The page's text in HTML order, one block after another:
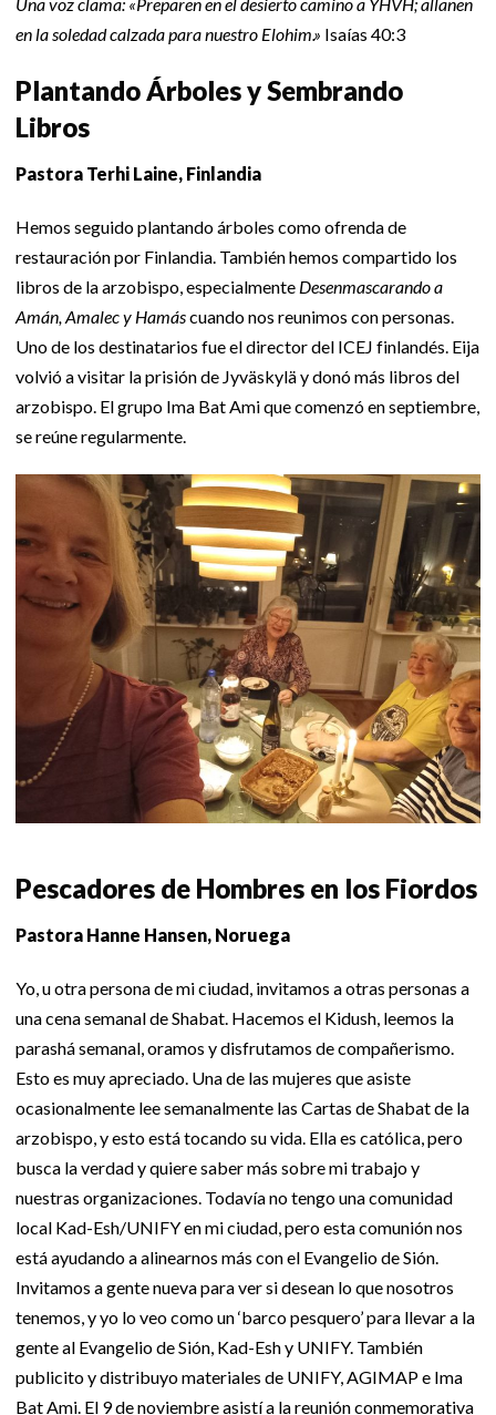
en la soledad calzada para nuestro Elohim.» Isaías 40:3
Plantando Árboles y Sembrando
Libros
Pastora Terhi Laine, Finlandia
Hemos seguido plantando árboles como ofrenda de
restauración por Finlandia. También hemos compartido los
libros de la arzobispo, especialmente Desenmascarando a
Amán, Amalec y Hamáscuando nos reunimos con personas.
Uno de los destinatarios fue el director del ICEJ finlandés. Eija
volvió a visitar la prisión de Jyväskylä y donó más libros del
arzobispo. El grupo Ima Bat Ami que comenzó en septiembre,
se reúne regularmente.
Pescadores de Hombres en los Fiordos
Pastora Hanne Hansen, Noruega
Yo, u otra persona de mi ciudad, invitamos a otras personas a
una cena semanal de Shabat. Hacemos el Kidush, leemos la
parashá semanal, oramos y disfrutamos de compañerismo.
Esto es muy apreciado. Una de las mujeres que asiste
ocasionalmente lee semanalmente las Cartas de Shabat de la
arzobispo, y esto está tocando su vida. Ella es católica, pero
busca la verdad y quiere saber más sobre mi trabajo y
nuestras organizaciones. Todavía no tengo una comunidad
local Kad-Esh/UNIFY en mi ciudad, pero esta comunión nos
está ayudando a alinearnos más con el Evangelio de Sión.
Invitamos a gente nueva para ver si desean lo que nosotros
tenemos, y yo lo veo como un ‘barco pesquero’ para llevar a la
gente al Evangelio de Sión, Kad-Esh y UNIFY. También
publicito y distribuyo materiales de UNIFY, AGIMAP e Ima
Bat Ami. El 9 de noviembre asistí a la reunión conmemorativa